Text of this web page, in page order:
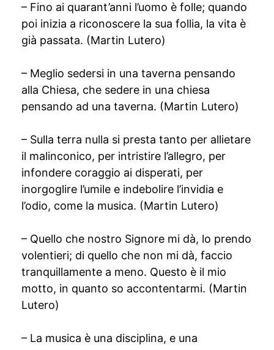
– Fino ai quarant’anni l’uomo è folle; quando
poi inizia a riconoscere la sua follia, la vita è
già passata. (Martin Lutero)
– Meglio sedersi in una taverna pensando
alla Chiesa, che sedere in una chiesa
pensando ad una taverna. (Martin Lutero)
– Sulla terra nulla si presta tanto per allietare
il malinconico, per intristire l’allegro, per
infondere coraggio ai disperati, per
inorgoglire l’umile e indebolire l’invidia e
l’odio, come la musica. (Martin Lutero)
– Quello che nostro Signore mi dà, lo prendo
volentieri; di quello che non mi dà, faccio
tranquillamente a meno. Questo è il mio
motto, in quanto so accontentarmi. (Martin
Lutero)
– La musica è una disciplina, e una